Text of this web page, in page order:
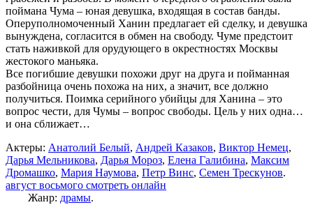
поймана Чума – юная девушка, входящая в состав банды.
Оперуполномоченный Ханин предлагает ей сделку, и девушка
вынуждена, согласится в обмен на свободу. Чуме предстоит
стать наживкой для орудующего в окрестностях Москвы
жестокого маньяка.
Все погибшие девушки похожи друг на друга и пойманная
разбойница очень похожа на них, а значит, все должно
получиться. Поимка серийного убийцы для Ханина – это
вопрос чести, для Чумы – вопрос свободы. Цель у них одна…
и она сближает…
Актеры: Анатолий Белый, Андрей Казаков, Виктор Немец,
Дарья Мельникова, Дарья Мороз, Елена Галибина, Максим
Дромашко, Мария Наумова, Петр Винс, Семен Трескунов.
август восьмого смотреть онлайн
Жанр: драмы.